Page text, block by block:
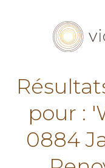
pour :
0884